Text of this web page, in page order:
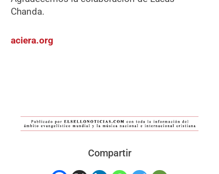
Chanda.
aciera.org
Compartir